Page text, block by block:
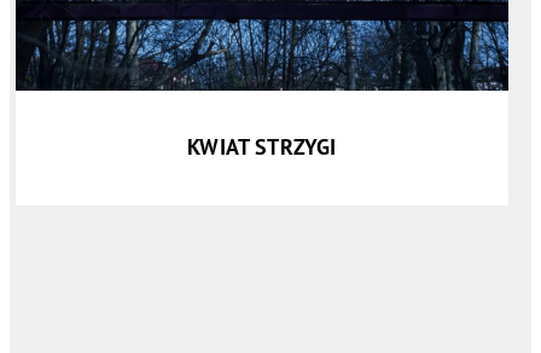
KWIAT STRZYGI